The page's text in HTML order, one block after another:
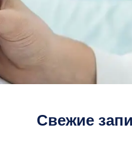
Свежие